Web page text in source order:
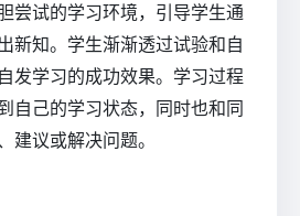
尝试的学习环境，引导学生通
新知。学生渐渐透过试验和自
发学习的成功效果。学习过程
自己的学习状态，同时也和同
建议或解决问题。